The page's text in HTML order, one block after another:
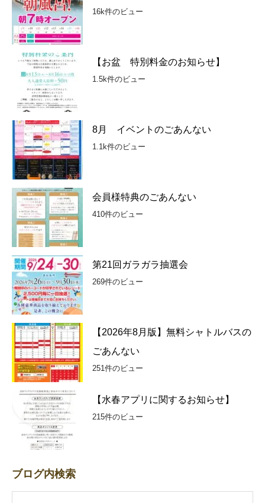
16k件のビュー
【お盆 特別料金のお知らせ】
1.5k件のビュー
8月 イベントのごあんない
1.1k件のビュー
会員様特典のごあんない
410件のビュー
第21回ガラガラ抽選会
269件のビュー
【2026年8月版】無料シャトルバスの
ごあんない
251件のビュー
【水春アプリに関するお知らせ】
215件のビュー
ブログ内検索